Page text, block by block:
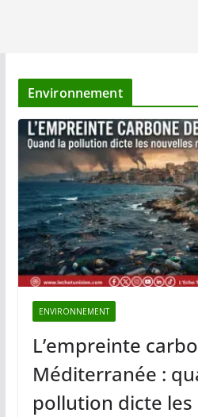
Environnement
ENVIRONNEMENT
L’empreinte
Méditerranée :
pollution dicte les